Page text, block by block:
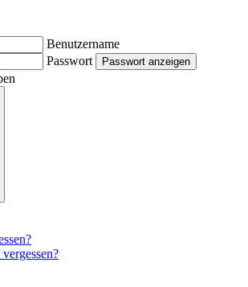
Benutzername
Passwort
Passwort anzeigen